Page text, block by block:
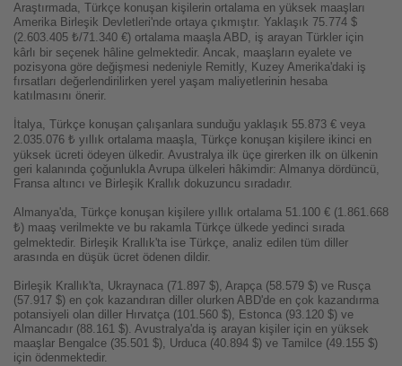
Araştırmada, Türkçe konuşan kişilerin ortalama en yüksek maaşları
Amerika Birleşik Devletleri'nde ortaya çıkmıştır. Yaklaşık 75.774 $
(2.603.405 ₺/71.340 €) ortalama maaşla ABD, iş arayan Türkler için
kârlı bir seçenek hâline gelmektedir. Ancak, maaşların eyalete ve
pozisyona göre değişmesi nedeniyle Remitly, Kuzey Amerika'daki iş
fırsatları değerlendirilirken yerel yaşam maliyetlerinin hesaba
katılmasını önerir.
İtalya, Türkçe konuşan çalışanlara sunduğu yaklaşık 55.873 € veya
2.035.076 ₺ yıllık ortalama maaşla, Türkçe konuşan kişilere ikinci en
yüksek ücreti ödeyen ülkedir. Avustralya ilk üçe girerken ilk on ülkenin
geri kalanında çoğunlukla Avrupa ülkeleri hâkimdir: Almanya dördüncü,
Fransa altıncı ve Birleşik Krallık dokuzuncu sıradadır.
Almanya'da, Türkçe konuşan kişilere yıllık ortalama 51.100 € (1.861.668
₺) maaş verilmekte ve bu rakamla Türkçe ülkede yedinci sırada
gelmektedir. Birleşik Krallık'ta ise Türkçe, analiz edilen tüm diller
arasında en düşük ücret ödenen dildir.
Birleşik Krallık'ta, Ukraynaca (71.897 $), Arapça (58.579 $) ve Rusça
(57.917 $) en çok kazandıran diller olurken ABD'de en çok kazandırma
potansiyeli olan diller Hırvatça (101.560 $), Estonca (93.120 $) ve
Almancadır (88.161 $). Avustralya'da iş arayan kişiler için en yüksek
maaşlar Bengalce (35.501 $), Urduca (40.894 $) ve Tamilce (49.155 $)
için ödenmektedir.